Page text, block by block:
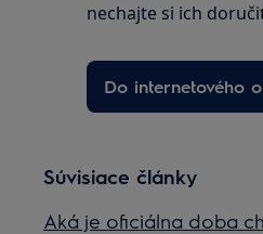
nechajte si ich
Do internetového
Súvisiace články
Aká je oficiálna doba